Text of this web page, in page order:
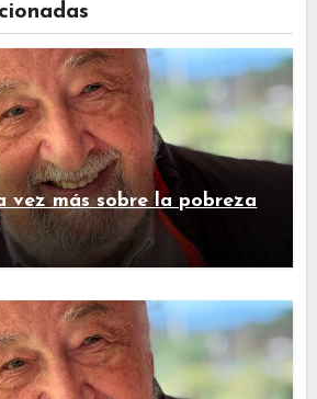
vez más sobre la pobreza